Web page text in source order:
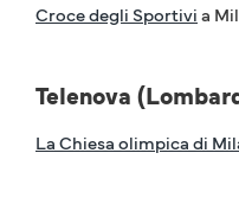
Croce degli Sportivia
Telenova
La Chiesa olimpica di